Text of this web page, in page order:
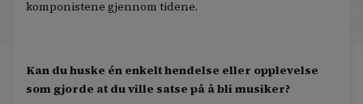
komponistene gjennom tidene.
Kan du huske én enkelt hendelse eller opplevelse
som gjorde at du ville satse på å bli musiker?